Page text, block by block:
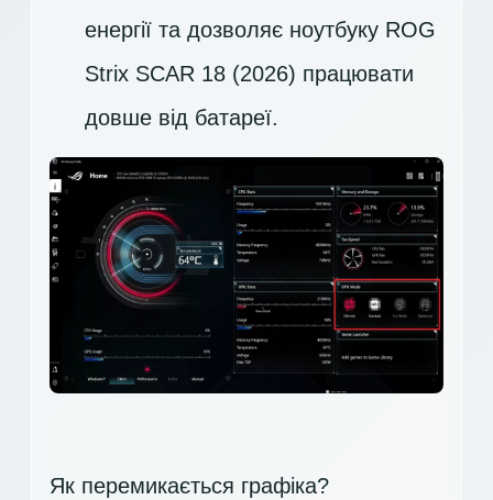
енергії та дозволяє ноутбуку ROG
Strix SCAR 18 (2026) працювати
довше від батареї.
Як перемикається графіка?